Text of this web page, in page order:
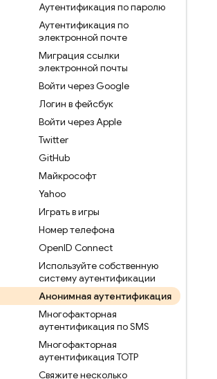
Аутентификация по паролю
Аутентификация по
электронной почте
Миграция ссылки
электронной почты
Войти через Google
Логин в фейсбук
Войти через Apple
Twitter
GitHub
Майкрософт
Yahoo
Играть в игры
Номер телефона
OpenID Connect
Используйте собственную
систему аутентификации
Анонимная аутентификация
Многофакторная
аутентификация по SMS
Многофакторная
аутентификация TOTP
Свяжите несколько